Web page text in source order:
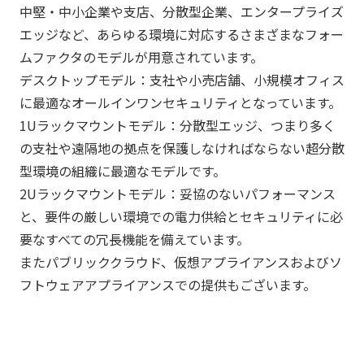
中堅・中小企業や支店、分散型企業、エンタープライズ
エッジなど、あらゆる環境に対応するさまざまなフォー
ムファクタのモデルが用意されています。
デスクトップモデル：支社や小売店舗、小規模オフィス
に最適なオールインワンセキュリティとなっています。
1Uラックマウントモデル：分散型エッジ、つまり多く
の支社や遠隔地の拠点を保護しなければならない超分散
型環境の組織に最適なモデルです。
2Uラックマウントモデル：妥協のないパフォーマンス
と、要件の厳しい環境での電力供給とセキュリティに必
要なすべての冗長機能を備えています。
またパブリッククラウド、仮想アプライアンスおよびソ
フトウェアアプライアンスでの提供もございます。